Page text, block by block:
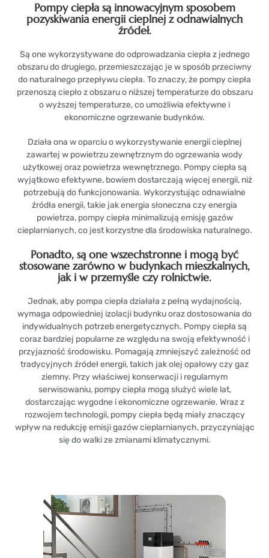
Pompy ciepła są innowacyjnymsposobem
pozyskiwania energii cieplnej zodnawialnych
źródeł.
Są one wykorzystywane do odprowadzania ciepła z jednego
obszaru do drugiego, przemieszczając je w sposób przeciwny
do naturalnego przepływu ciepła. To znaczy, że pompy ciepła
przenoszą ciepło z obszaru o niższej temperaturze do obszaru
o wyższej temperaturze, co umożliwia efektywne i
ekonomiczne ogrzewanie budynków.
Działa ona w oparciu o wykorzystywanie energii cieplnej
zawartej w powietrzu zewnętrznym do ogrzewania wody
użytkowej oraz powietrza wewnętrznego. Pompy ciepła są
wyjątkowo efektywne, bowiem dostarczają więcej energii, niż
potrzebują do funkcjonowania. Wykorzystując odnawialne
źródła energii, takie jak energia słoneczna czy energia
powietrza, pompy ciepła minimalizują emisję gazów
cieplarnianych, co jest korzystne dla środowiska naturalnego.
Ponadto, są one wszechstronne i mogą być
stosowane zarówno w budynkach mieszkalnych,
jak i w przemyśle czy rolnictwie.
Jednak, aby pompa ciepła działała z pełną wydajnością,
wymaga odpowiedniej izolacji budynku oraz dostosowania do
indywidualnych potrzeb energetycznych. Pompy ciepła są
coraz bardziej popularne ze względu na swoją efektywność i
przyjazność środowisku. Pomagają zmniejszyć zależność od
tradycyjnych źródeł energii, takich jak olej opałowy czy gaz
ziemny. Przy właściwej konserwacji i regularnym
serwisowaniu, pompy ciepła mogą służyć wiele lat,
dostarczając wygodne i ekonomiczne ogrzewanie. Wraz z
rozwojem technologii, pompy ciepła będą miały znaczący
wpływ na redukcję emisji gazów cieplarnianych, przyczyniając
się do walki ze zmianami klimatycznymi.